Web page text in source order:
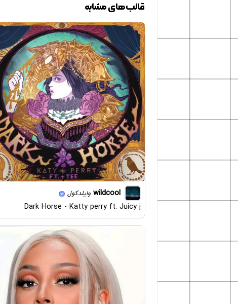
قالب‌های مشابه
wildcool وایلدکول
Dark Horse - Katty perry ft. Juicy j